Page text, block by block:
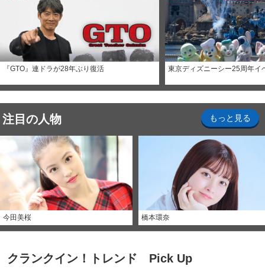
『GTO』連ドラが28年ぶり復活 東京ディズニーシー25周年イ
注目の人物 もっと見る
今田美桜 橋本環奈
クランクイン！トレンド Pick Up